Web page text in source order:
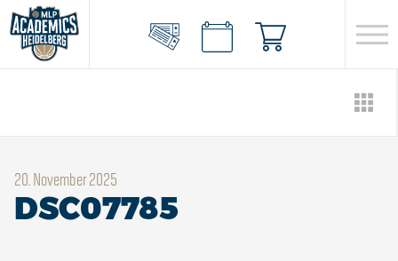
20. November 2025
DSC07785